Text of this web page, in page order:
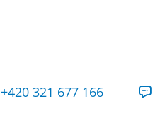
+420 321 677 166